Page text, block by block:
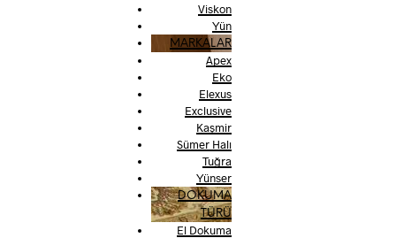
Viskon
Yün
MARKALAR
Apex
Eko
Elexus
Exclusive
Kaşmir
Sümer Halı
Tuğra
Yünser
DOKUMA
TÜRÜ
El Dokuma